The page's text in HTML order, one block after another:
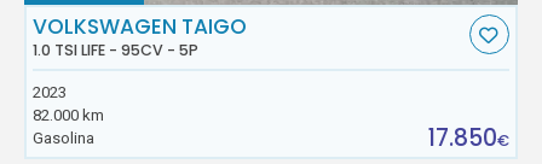
VOLKSWAGEN TAIGO
1.0 TSI LIFE - 95CV - 5P
2023
82.000 km
Gasolina
17.850€